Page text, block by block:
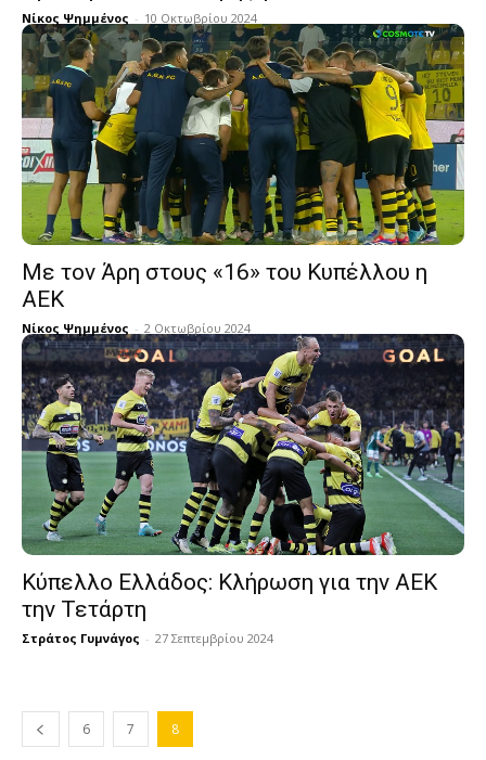
Νίκος Ψημμένος - 10 Οκτωβρίου 2024
Με τον Άρη στους «16» του Κυπέλλου η
ΑΕΚ
Νίκος Ψημμένος - 2 Οκτωβρίου 2024
Κύπελλο Ελλάδος: Κλήρωση για την ΑΕΚ
την Τετάρτη
Στράτος Γυμνάγος - 27 Σεπτεμβρίου 2024
6 7 8